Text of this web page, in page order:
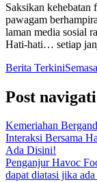
Saksikan
pawagam
laman media sosial
Hati-hati… setiap
Berita TerkiniSemasa
Post
Kemeriahan
Interaksi Bersama
Ada Disini!
Penganjur Havoc
dapat diatasi jika